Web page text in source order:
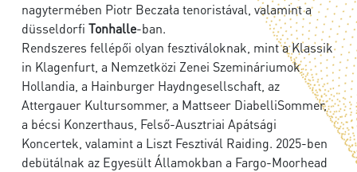
nagytermében Piotr Beczała tenoristával, valamint a
düsseldorfi Tonhalle-ban.
Rendszeres fellépői olyan fesztiváloknak, mint a Klassik
in Klagenfurt, a Nemzetközi Zenei Szemináriumok
Hollandia, a Hainburger Haydngesellschaft, az
Attergauer Kultursommer, a Mattseer DiabelliSommer,
a bécsi Konzerthaus, Felső-Ausztriai Apátsági
Koncertek, valamint a Liszt Fesztivál Raiding. 2025-ben
debütálnak az Egyesült Államokban a Fargo-Moorhead